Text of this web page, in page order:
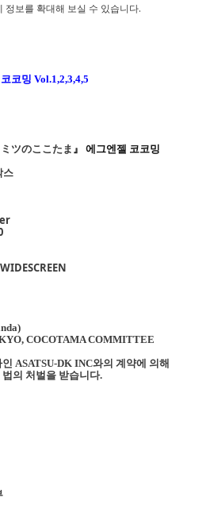
정보를 확대해 보실 수 있습니다.
코밍 Vol.1,2,3,4,5
ツのここたま』 에그엔젤 코코밍
스
COCOTAMA COMMITTEE
ASATSU-DK INC와의 계약에 의해
의 처벌을 받습니다.